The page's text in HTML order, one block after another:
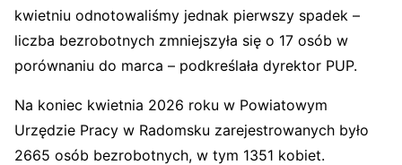
kwietniu odnotowaliśmy jednak pierwszy spadek –
liczba bezrobotnych zmniejszyła się o 17 osób w
porównaniu do marca – podkreślała dyrektor PUP.
Na koniec kwietnia 2026 roku w Powiatowym
Urzędzie Pracy w Radomsku zarejestrowanych było
2665 osób bezrobotnych, w tym 1351 kobiet.